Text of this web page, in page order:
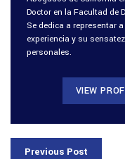
Doctor en la Facultad de
Se dedica a representar
experiencia y su
personales.
VIEW
Previous Post